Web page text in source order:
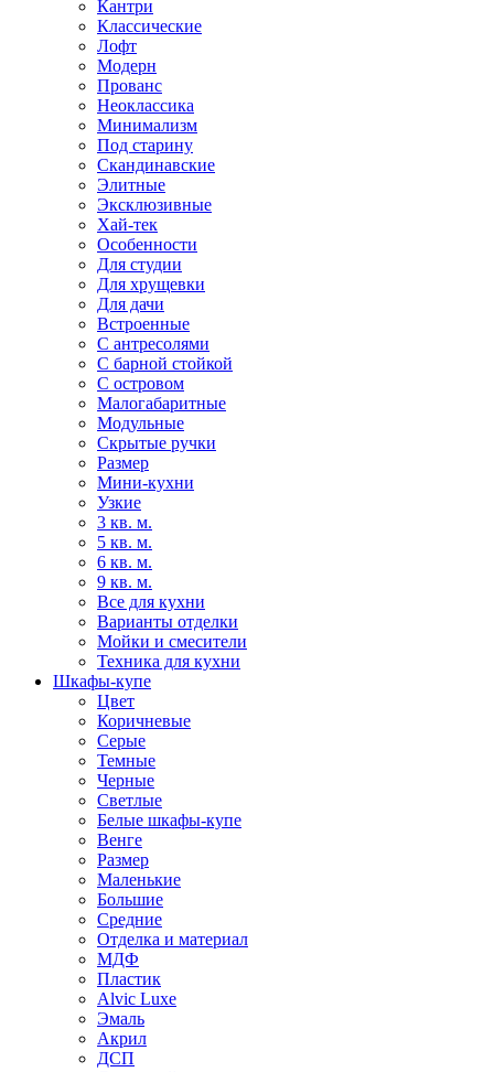
Кантри
Классические
Лофт
Модерн
Прованс
Неоклассика
Минимализм
Под старину
Скандинавские
Элитные
Эксклюзивные
Хай-тек
Особенности
Для студии
Для хрущевки
Для дачи
Встроенные
С антресолями
С барной стойкой
С островом
Малогабаритные
Модульные
Скрытые ручки
Размер
Мини-кухни
Узкие
3 кв. м.
5 кв. м.
6 кв. м.
9 кв. м.
Все для кухни
Варианты отделки
Мойки и смесители
Техника для кухни
Шкафы-купе
Цвет
Коричневые
Серые
Темные
Черные
Светлые
Белые шкафы-купе
Венге
Размер
Маленькие
Большие
Средние
Отделка и материал
МДФ
Пластик
Alvic Luxe
Эмаль
Акрил
ДСП